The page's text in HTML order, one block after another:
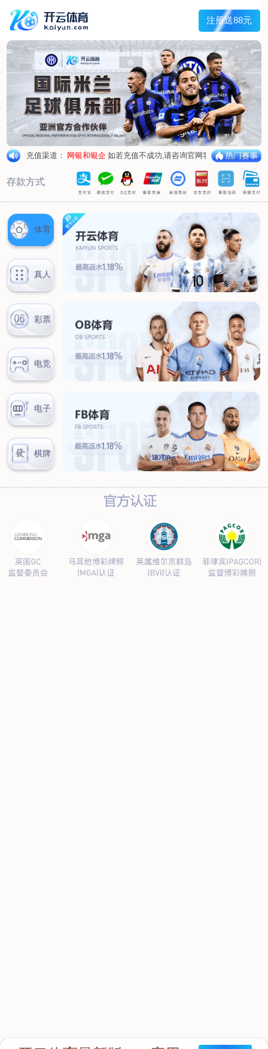
Menu
网站首页
关于我们
产品中心
荣誉资质
厂区设备
人才招聘
新闻中心
销售网点
联系我们